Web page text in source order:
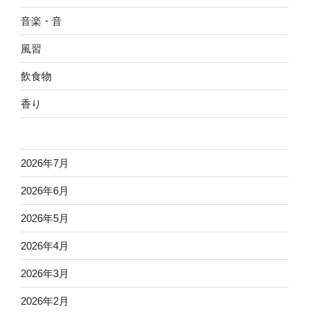
音楽・音
風習
飲食物
香り
2026年7月
2026年6月
2026年5月
2026年4月
2026年3月
2026年2月